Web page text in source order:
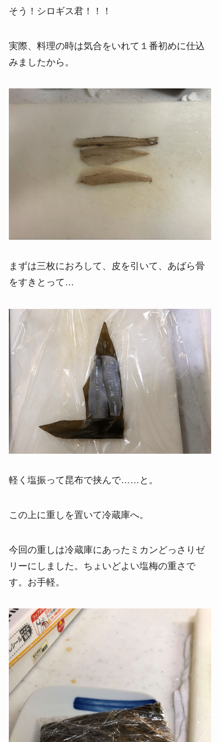
そう！シロギス君！！！
実際、料理の時は気合をいれて１番初めに仕込
みましたから。
まずは三枚におろして、皮を引いて、あばら骨
をすきとって…
軽く塩振って昆布で挟んで……と。
この上に重しを置いて冷蔵庫へ。
今回の重しは冷蔵庫にあったミカンどっさりゼ
リーにしました。ちょいどよい塩梅の重さで
す。お手軽。